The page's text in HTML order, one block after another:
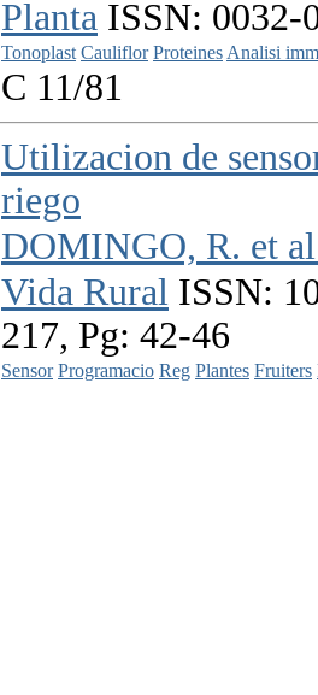
Planta ISSN: 0032-
Tonoplast Cauliflor ProteinesAnalisi
C 11/81
Utilizacion de
riego
DOMINGO, R. et
Vida Rural ISSN:
217, Pg: 42-46
Sensor Programacio Reg Plantes Fruiters